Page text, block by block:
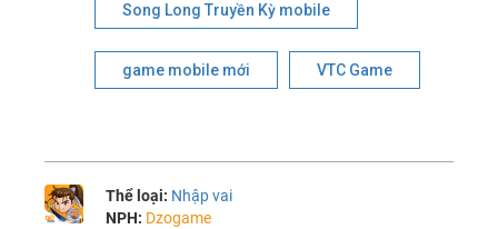
Song Long Truyền Kỳ mobile
game mobile mới VTC Game
Thể loại: Nhập vai
NPH: Dzogame